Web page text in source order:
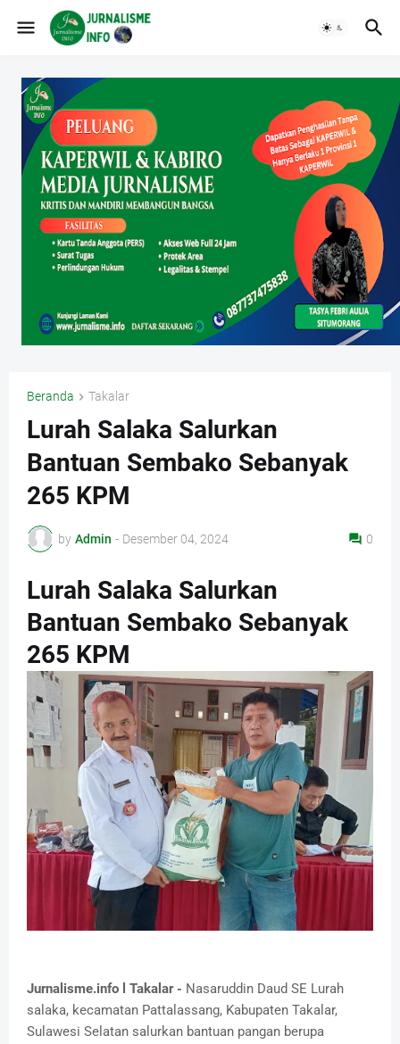
Beranda Takalar
Lurah Salaka Salurkan
Bantuan Sembako Sebanyak
265 KPM
by Admin - Desember 04, 2024 0
Lurah Salaka Salurkan
Bantuan Sembako Sebanyak
265 KPM
Jurnalisme.info l Takalar - Nasaruddin Daud SE Lurah
salaka, kecamatan Pattalassang, Kabupaten Takalar,
Sulawesi Selatan salurkan bantuan pangan berupa